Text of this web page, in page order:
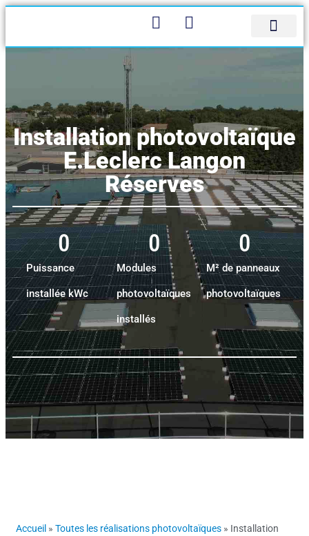
Panneau de gestion des cookies
Installation photovoltaïque
E.Leclerc Langon
Réserves
Puissance
installée kWc
0
Modules
photovoltaïques
installés
0
M² de panneaux
photovoltaïques
0
Accueil » Toutes les réalisations photovoltaïques » Installation